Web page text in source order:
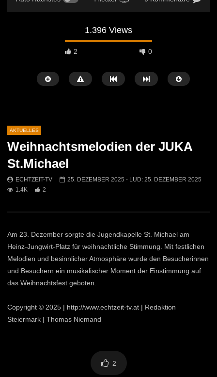
1.396 Views
2 0
abwechslungsreichen Kulturherbst
2026!
410
1
AKTUELLES
Weihnachtsmelodien der JUKA
St.Michael
ECHTZEIT-TV 25. DEZEMBER 2025 - LUD: 25. DEZEMBER 2025
1.4K
2
Am 23. Dezember sorgte die Jugendkapelle St. Michael am
Heinz-Jungwirt-Platz für weihnachtliche Stimmung. Mit festlichen
Melodien und besinnlicher Atmosphäre wurde den Besucherinnen
und Besuchern ein musikalischer Moment der Einstimmung auf
das Weihnachtsfest geboten.
Copyright © 2025 | http://www.echtzeit-tv.at | Redaktion
Steiermark | Thomas Niemand
2